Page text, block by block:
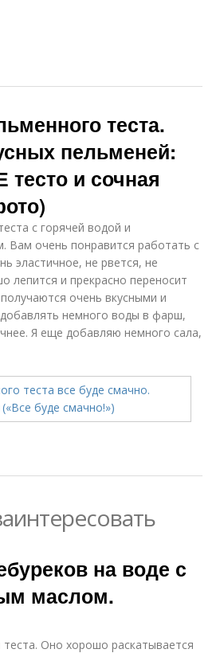
теста.
пельменей:
и сочная
с горячей водой и
Вам очень понравится работать с
эластичное, не рвется, не
лепится и прекрасно переносит
очень вкусными и
немного воды в фарш,
Я еще добавляю немного сала,
на воде с
маслом.
Оно хорошо раскатывается